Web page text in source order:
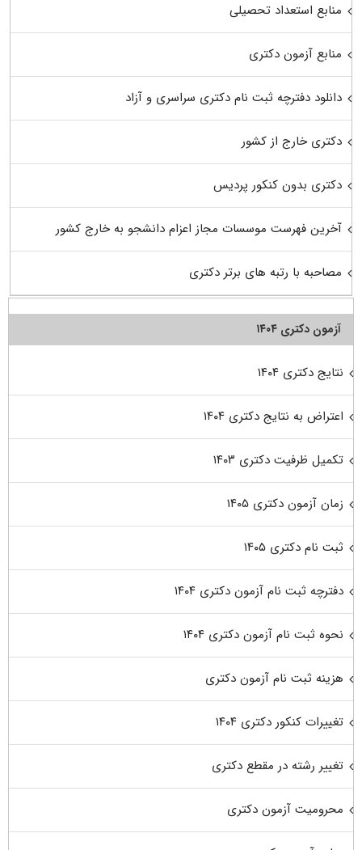
منابع استعداد تحصیلی
منابع آزمون دکتری
دانلود دفترچه ثبت نام دکتری سراسری و آزاد
دکتری خارج از کشور
دکتری بدون کنکور پردیس
آخرین فهرست موسسات مجاز اعزام دانشجو به خارج کشور
مصاحبه با رتبه های برتر دکتری
آزمون دکتری ۱۴۰۴
نتایج دکتری ۱۴۰۴
اعتراض به نتایج دکتری ۱۴۰۴
تکمیل ظرفیت دکتری ۱۴۰۳
زمان آزمون دکتری ۱۴۰۵
ثبت نام دکتری ۱۴۰۵
دفترچه ثبت نام آزمون دکتری ۱۴۰۴
نحوه ثبت نام آزمون دکتری ۱۴۰۴
هزینه ثبت نام آزمون دکتری
تغییرات کنکور دکتری ۱۴۰۴
تغییر رشته در مقطع دکتری
محرومیت آزمون دکتری